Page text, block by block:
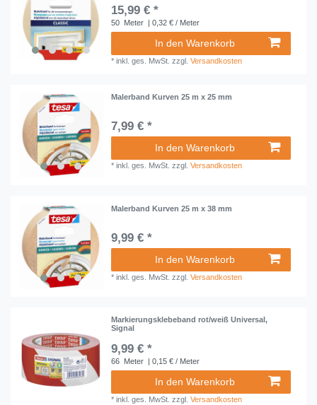
15,99 € *
50 Meter | 0,32 € / Meter
In den Warenkorb
*inkl. ges. MwSt. zzgl.Versandkosten
Malerband Kurven 25 m x 25 mm
7,99 € *
In den Warenkorb
*inkl. ges. MwSt. zzgl.Versandkosten
Malerband Kurven 25 m x 38 mm
9,99 € *
In den Warenkorb
*inkl. ges. MwSt. zzgl.Versandkosten
Markierungsklebeband rot/weiß Universal,
Signal
9,99 € *
66 Meter | 0,15 € / Meter
In den Warenkorb
*inkl. ges. MwSt. zzgl.Versandkosten